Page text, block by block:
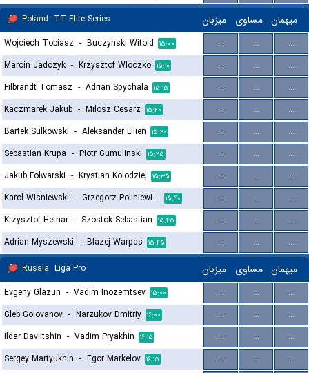
Poland TT Elite Series میزبان مساوی میهمان
Wojciech Tobiasz - Buczynski Witold ۱۵:۰۰ ... ...
...
Marcin Jadczyk - Krzysztof Wloczko ۱۵:۱۰ ... ...
...
Filbrandt Tomasz - Adrian Spychala ۱۵:۱۵ ... ...
...
Kaczmarek Jakub - Milosz Cesarz ۱۵:۲۰ ... ...
...
Bartek Sulkowski - Aleksander Lilien ۱۵:۲۰ ... ...
...
Sebastian Krupa - Piotr Gumulinski ۱۵:۲۵ ... ...
...
Jakub Folwarski - Krystian Kolodziej ۱۵:۳۵ ... ...
...
Karol Wisniewski - Grzegorz Poliniewicz ۱۵:۴۰ ... ...
...
Krzysztof Hetnar - Szostok Sebastian ۱۵:۴۵ ... ...
...
Adrian Myszewski - Blazej Warpas ۱۵:۴۵ ... ...
...
Russia Liga Pro میزبان مساوی میهمان
Evgeny Glazun - Vadim Inozemtsev ۱۵:۰۰ ... ...
...
Gleb Golovanov - Narzukov Dmitriy ۱۶:۰۰ ... ...
...
Ildar Davlitshin - Vadim Pryakhin ۱۶:۱۵ ... ...
...
Sergey Martyukhin - Egor Markelov ۱۶:۱۵ ... ...
...